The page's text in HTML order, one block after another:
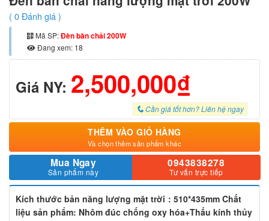
( 0Đánh giá )
Mã SP:Đèn bàn chải 200W
Đang xem: 18
Giá NY: 2,500,000₫
Cần giá tốt hơn? Liên hệ ngay
THÊM VÀO GIỎ HÀNG
Và chọn thêm sản phẩm khác
Mua Ngay
Sản phẩm này
0943838278
Tư vấn trực tiếp
Kích thước bản năng lượng mặt trời：510*435mm Chất
liệu sản phẩm: Nhôm đúc chống oxy hóa+Thấu kính thủy